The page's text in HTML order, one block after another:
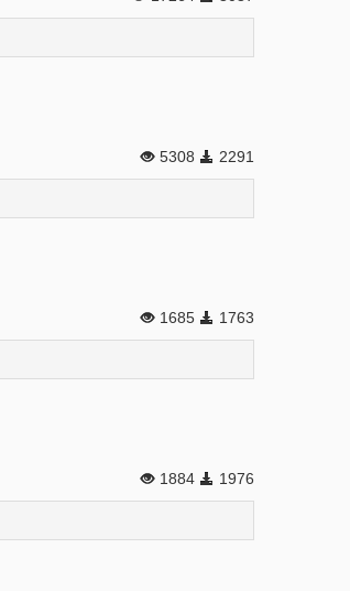
5308 2291
1685 1763
1884 1976